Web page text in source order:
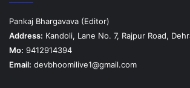
Pankaj Bhargavava (Editor)
Address: Kandoli, Lane No. 7, Rajpur Road,
Mo: 9412914394
Email: devbhoomilive1@gmail.com